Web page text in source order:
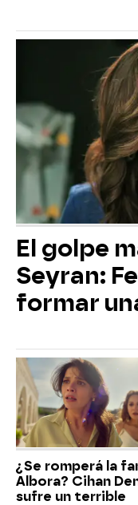
El golpe
Seyran:
formar
¿Se romperá la
Albora? Cihan
sufre un terrible